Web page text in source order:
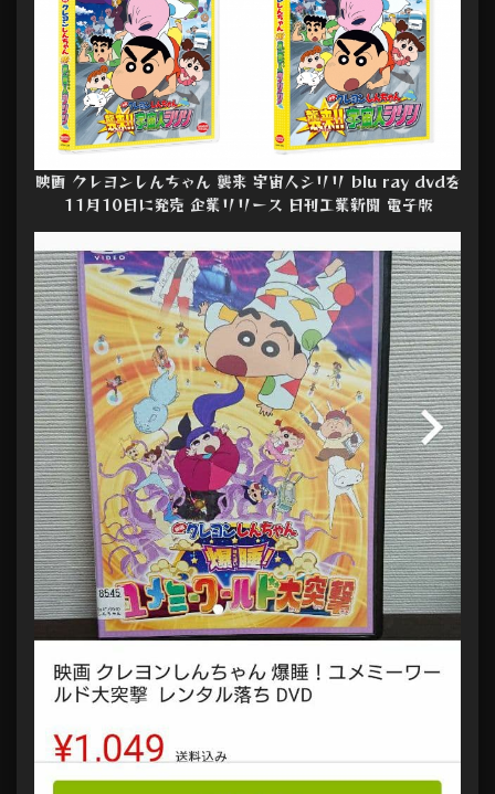
映画 クレヨンしんちゃん 襲来 宇宙人シリリ blu ray dvdを
11月10日に発売 企業リリース 日刊工業新聞 電子版